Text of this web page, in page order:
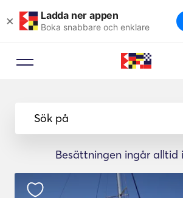
× Ladda ner appen
Boka snabbare och enklare
Sök på
Besättningen ingår alltid